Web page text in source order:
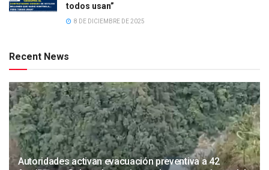
todos usan”
8 DE DICIEMBRE DE 2025
Recent News
Autoridades activan evacuación preventiva a 42